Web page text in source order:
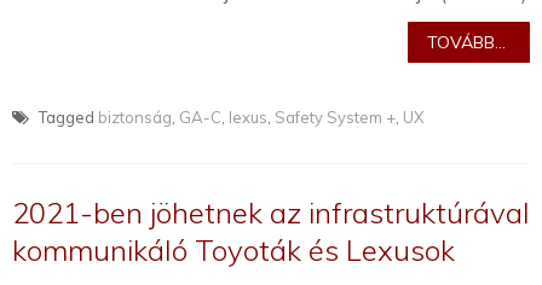
TOVÁBB...
Tagged biztonság GA-C lexus Safety System + UX
2021-ben jöhetnek az infrastruktúrával
kommunikáló Toyoták és Lexusok